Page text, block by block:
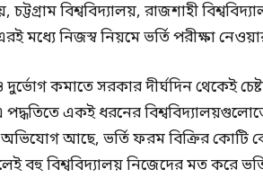
চট্টগ্রাম বিশ্ববিদ্যালয়, রাজশাহী
মধ্যে নিজস্ব নিয়মে ভর্তি পরীক্ষা
দুর্ভোগ কমাতে সরকার দীর্ঘদিন থেকেই
এ পদ্ধতিতে একই ধরনের
অভিযোগ আছে, ভর্তি ফরম বিক্রির
বিশ্ববিদ্যালয় নিজেদের মত করে ভর্তি